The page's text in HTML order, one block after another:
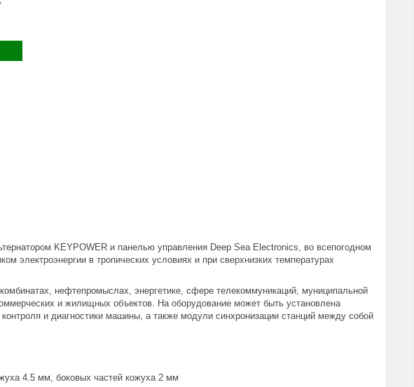
KEYPOWER и панелью управления Deep Sea Electronics, во всепогодном
электроэнергии в тропических условиях и при сверхнизких температурах
нефтепромыслах, энергетике, сфере телекоммуникаций, муниципальной
и жилищных объектов. На оборудование может быть установлена
и диагностики машины, а также модули синхронизации станций между собой
4.5 мм, боковых частей кожуха 2 мм